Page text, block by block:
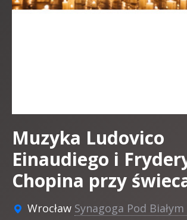
Muzyka Ludovico
Einaudiego i
Chopina przy
Wrocław Synagoga Pod